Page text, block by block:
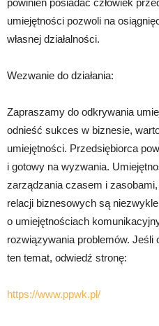
powinien posiadać człowiek
umiejętności pozwoli na
własnej działalności.
Wezwanie do działania:
Zapraszamy do odkrywania
odnieść sukces w biznesie,
umiejętności. Przedsiębiorca
i gotowy na wyzwania.
zarządzania czasem i
relacji biznesowych są
o umiejętnościach
rozwiązywania problemów.
ten temat, odwiedź stronę:
https://www.ppwk.pl/